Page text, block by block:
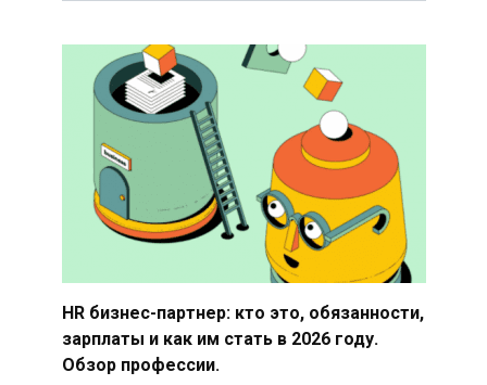
HR бизнес-партнер: кто это, обязанности,
зарплаты и как им стать в 2026 году.
Обзор профессии.